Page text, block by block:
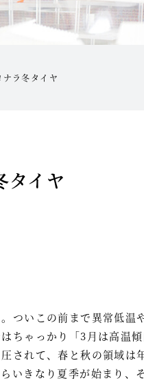
ラ冬タイヤ
タイヤ
ついこの前まで異常低温
ちゃっかり「3月は高温傾
されて、春と秋の領域は
いきなり夏季が始まり、